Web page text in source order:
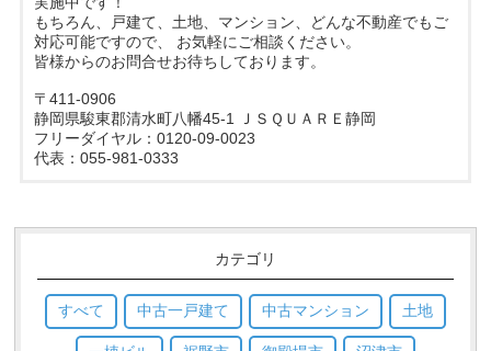
もちろん、戸建て、土地、マンション、どんな不動産でもご
対応可能ですので、 お気軽にご相談ください。
皆様からのお問合せお待ちしております。
〒411-0906
静岡県駿東郡清水町八幡45-1 ＪＳＱＵＡＲＥ静岡
フリーダイヤル：0120-09-0023
代表：055-981-0333
カテゴリ
すべて 中古一戸建て 中古マンション 土地